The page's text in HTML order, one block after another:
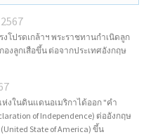
โปรดเกล้าฯ พระราชทานกำเนิดลูก
องลูกเสือขึ้น ต่อจากประเทศอังกฤษ
งในดินแดนอเมริกาได้ออก "คำ
of Independence) ต่ออังกฤษ
State of America) ขึ้น